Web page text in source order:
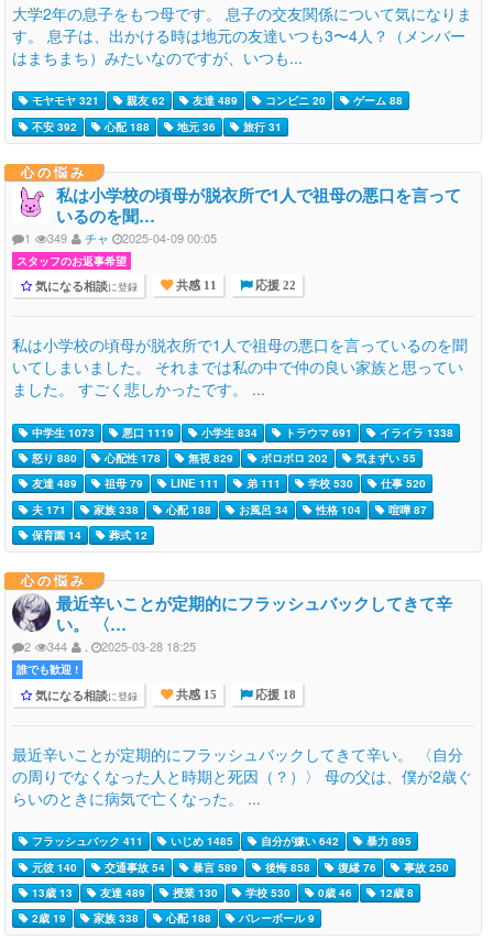
大学2年の息子をもつ母です。 息子の交友関係について気になりま
す。 息子は、出かける時は地元の友達いつも3〜4人？（メンバー
はまちまち）みたいなのですが、いつも...
モヤモヤ 321 親友 62 友達 489 コンビニ 20
ゲーム 88
不安 392
心配 188 地元 36 旅行 31
心の悩み
私は小学校の頃母が脱衣所で1人で祖母の悪口を言って
いるのを聞…
1 349 チャ 2025-04-09 00:05
スタッフのお返事希望
気になる相談に登録 共感 11 応援 22
私は小学校の頃母が脱衣所で1人で祖母の悪口を言っているのを聞
いてしまいました。 それまでは私の中で仲の良い家族と思ってい
ました。 すごく悲しかったです。 ...
中学生 1073 悪口 1119 小学生 834 トラウマ 691
イライラ 1338
怒り 880
心配性 178 無視 829 ボロボロ 202
気まずい 55
友達 489
祖母 79 LINE 111 弟 111 学校 530
仕事 520
夫 171
家族 338 心配 188 お風呂 34 性格 104
喧嘩 87
保育園 14
葬式 12
心の悩み
最近辛いことが定期的にフラッシュバックしてきて辛
い。 〈…
2 344 . 2025-03-28 18:25
誰でも歓迎 !
気になる相談に登録 共感 15 応援 18
最近辛いことが定期的にフラッシュバックしてきて辛い。 〈自分
の周りでなくなった人と時期と死因（？）〉 母の父は、僕が2歳ぐ
らいのときに病気で亡くなった。 ...
フラッシュバック 411 いじめ 1485 自分が嫌い 642
暴力 895
元彼 140
交通事故 54 暴言 589 後悔 858 復縁 76
事故 250
13歳 13
友達 489 授業 130 学校 530 0歳 46
12歳 8
2歳 19
家族 338 心配 188 バレーボール 9